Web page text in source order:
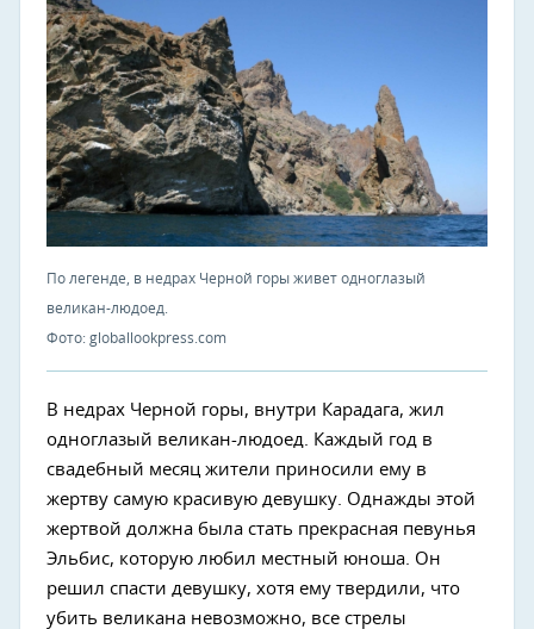
По легенде, в недрах Черной горы живет одноглазый
великан-людоед.
Фото: globallookpress.com
В недрах Черной горы, внутри Карадага, жил
одноглазый великан-людоед. Каждый год в
свадебный месяц жители приносили ему в
жертву самую красивую девушку. Однажды этой
жертвой должна была стать прекрасная певунья
Эльбис, которую любил местный юноша. Он
решил спасти девушку, хотя ему твердили, что
убить великана невозможно, все стрелы